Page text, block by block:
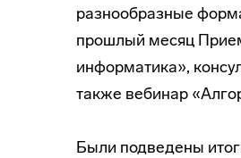
разнообразные
прошлый месяц
информатика»,
также вебинар
Были подведены